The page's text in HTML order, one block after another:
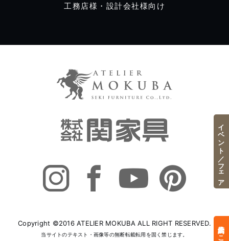
工務店様・設計会社様向け
Copyright ©2016 ATELIER MOKUBA ALL RIGHT RESERVED.
当サイトのテキスト・画像等の無断転載転用を固く禁じます。
イベント／フェア